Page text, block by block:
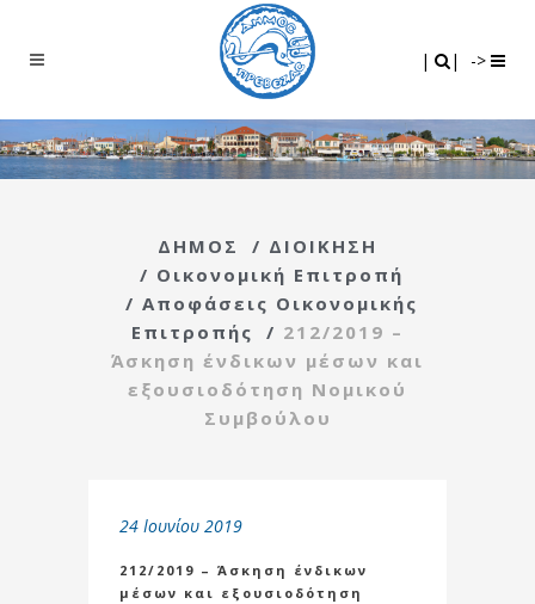
| | ->
ΔΗΜΟΣ / ΔΙΟΙΚΗΣΗ
/ Οικονομική Επιτροπή
/ Αποφάσεις Οικονομικής
Επιτροπής
/ 212/2019 –
Άσκηση ένδικων μέσων και
εξουσιοδότηση Νομικού
Συμβούλου
24 Ιουνίου 2019
212/2019 – Άσκηση ένδικων
μέσων και εξουσιοδότηση